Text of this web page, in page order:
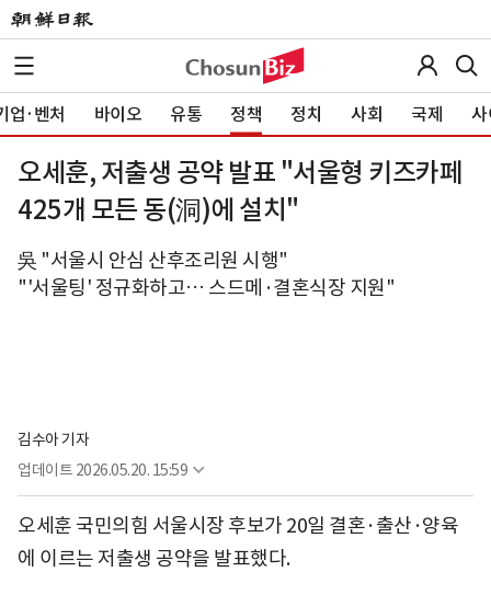
업·벤처 바이오 유통 정책 정치 사회 국제 사
오세훈, 저출생 공약 발표 "서울형 키즈카페
425개 모든 동(洞)에 설치"
吳 "서울시 안심 산후조리원 시행"
"'서울팅' 정규화하고… 스드메·결혼식장 지원"
김수아 기자
업데이트 2026.05.20. 15:59
오세훈 국민의힘 서울시장 후보가 20일 결혼·출산·양육
에 이르는 저출생 공약을 발표했다.